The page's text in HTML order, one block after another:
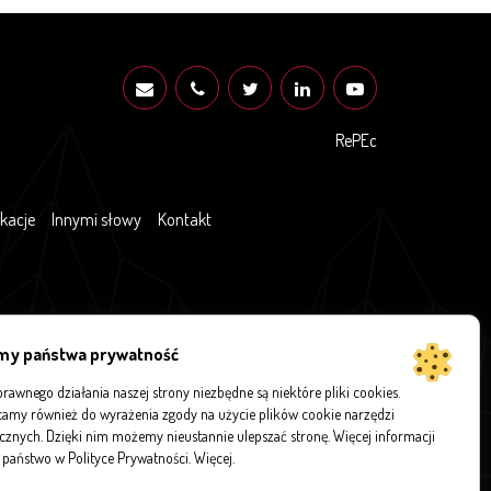
państwa prywatność
działania naszej strony niezbędne są niektóre pliki cookies.
również do wyrażenia zgody na użycie plików cookie narzędzi
Dzięki nim możemy nieustannie ulepszać stronę. Więcej informacji
w Polityce Prywatności. Więcej
RePEc
Innymi słowy Kontakt